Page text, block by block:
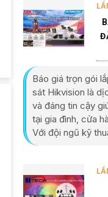
Báo giá trọn gói
sát Hikvision là
và đáng tin cậy
tại gia đình, cửa
Với đội ngũ kỹ